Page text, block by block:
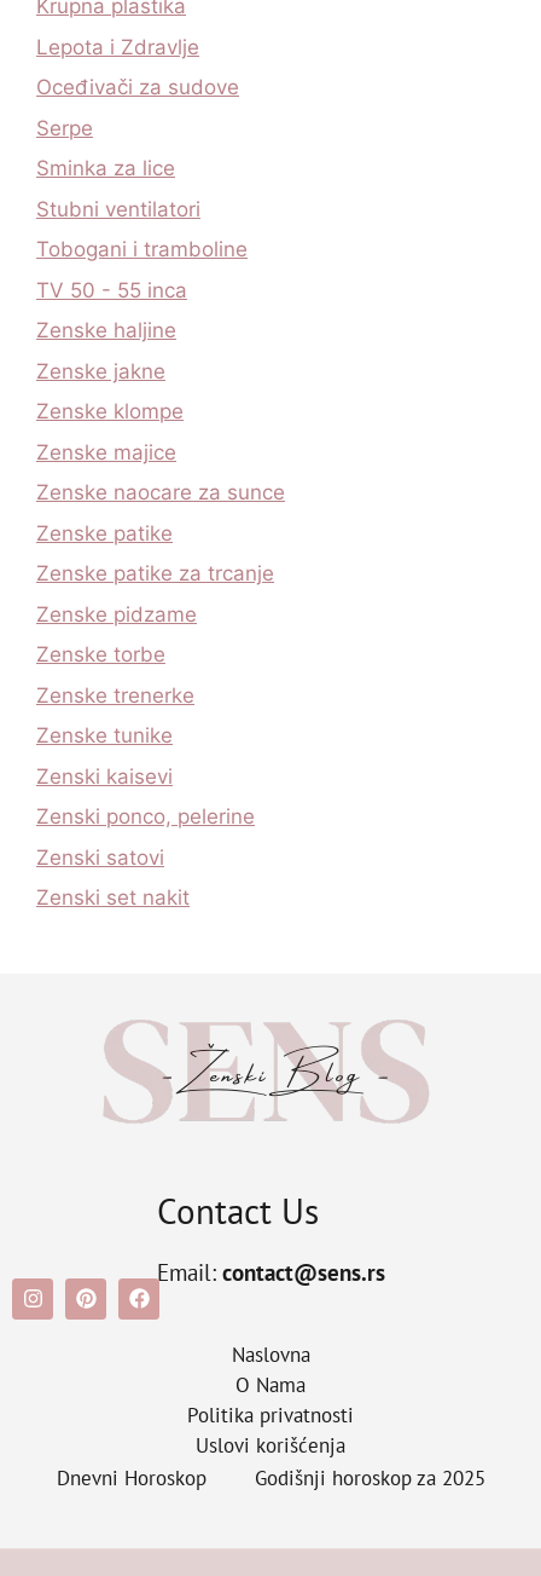
Krupna plastika
Lepota i Zdravlje
Oceđivači za sudove
Serpe
Sminka za lice
Stubni ventilatori
Tobogani i tramboline
TV 50 - 55 inca
Zenske haljine
Zenske jakne
Zenske klompe
Zenske majice
Zenske naocare za sunce
Zenske patike
Zenske patike za trcanje
Zenske pidzame
Zenske torbe
Zenske trenerke
Zenske tunike
Zenski kaisevi
Zenski ponco, pelerine
Zenski satovi
Zenski set nakit
Contact Us
Email: contact@sens.rs
Naslovna
O Nama
Politika privatnosti
Uslovi korišćenja
Dnevni Horoskop
Godišnji horoskop za 2025